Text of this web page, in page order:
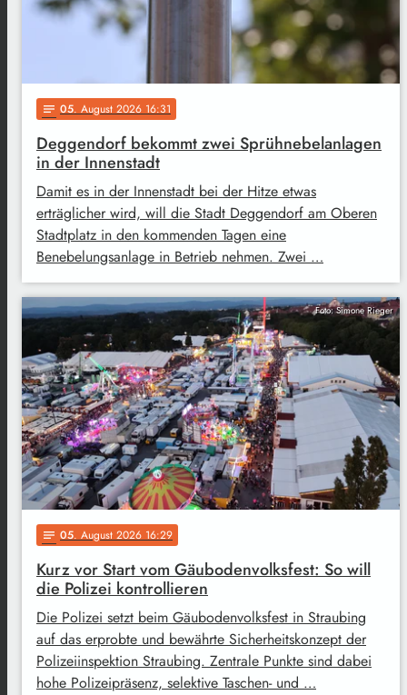
notes 05. August 2026 16:31
Deggendorf bekommt zwei Sprühnebelanlagen
in der Innenstadt
Damit es in der Innenstadt bei der Hitze etwas
erträglicher wird, will die Stadt Deggendorf am Oberen
Stadtplatz in den kommenden Tagen eine
Benebelungsanlage in Betrieb nehmen. Zwei …
Foto: Simone Rieger
notes 05. August 2026 16:29
Kurz vor Start vom Gäubodenvolksfest: So will
die Polizei kontrollieren
Die Polizei setzt beim Gäubodenvolksfest in Straubing
auf das erprobte und bewährte Sicherheitskonzept der
Polizeiinspektion Straubing. Zentrale Punkte sind dabei
hohe Polizeipräsenz, selektive Taschen- und …